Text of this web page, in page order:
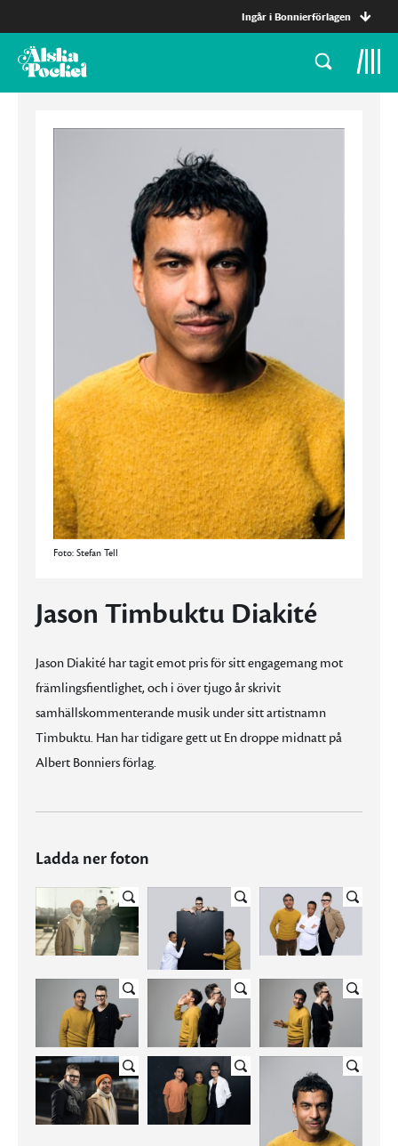
Ingår i Bonnierförlagen
Foto: Stefan Tell
Jason Timbuktu Diakité
Jason Diakité har tagit emot pris för sitt engagemang mot
främlingsfientlighet, och i över tjugo år skrivit
samhällskommenterande musik under sitt artistnamn
Timbuktu. Han har tidigare gett ut En droppe midnatt på
Albert Bonniers förlag.
Ladda ner foton